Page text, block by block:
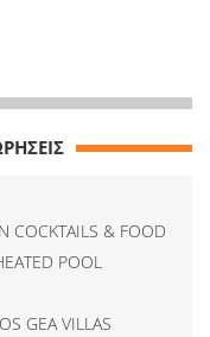
COCKTAILS & FOOD
POOL
GEA VILLAS